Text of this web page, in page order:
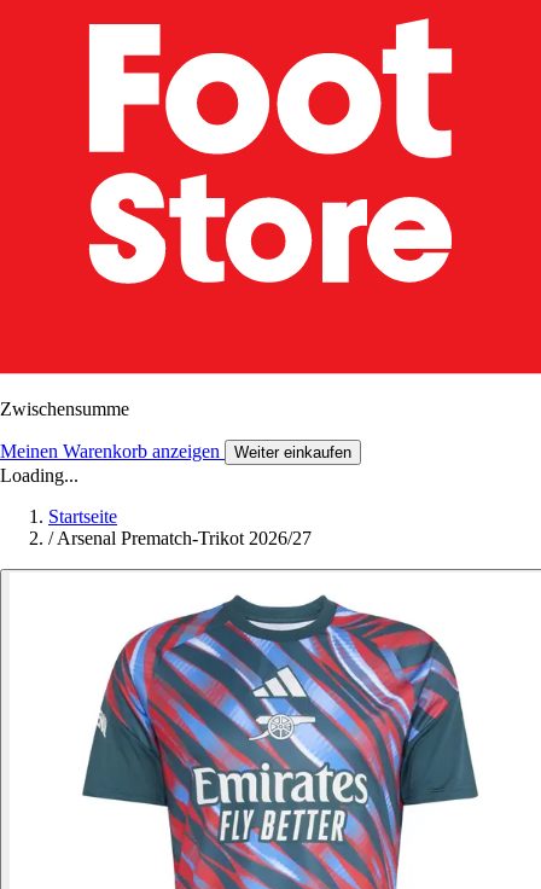
Zwischensumme
Meinen Warenkorb anzeigen Weiter einkaufen
Loading...
Startseite
/ Arsenal Prematch-Trikot 2026/27